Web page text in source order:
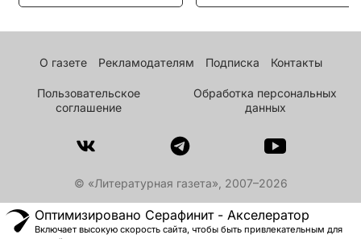
О газете Рекламодателям Подписка Контакты
Пользовательское
соглашение
Обработка персональных
данных
© «Литературная газета», 2007–2026
Оптимизировано Серафинит - Акселератор
Включает высокую скорость сайта, чтобы быть привлекательным для